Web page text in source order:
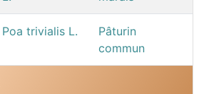
Poa trivialis L.
Pâturin
commun